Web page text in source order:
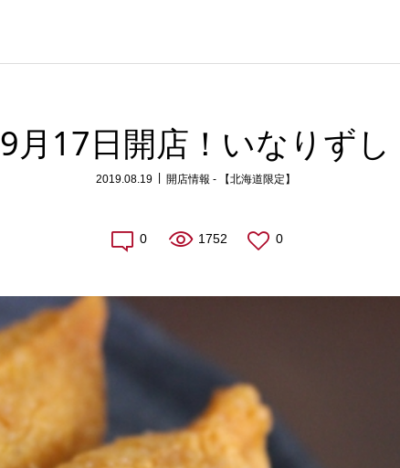
9月17日開店！いなりずし
2019.08.19 開店情報 - 【北海道限定】
0 1752 0